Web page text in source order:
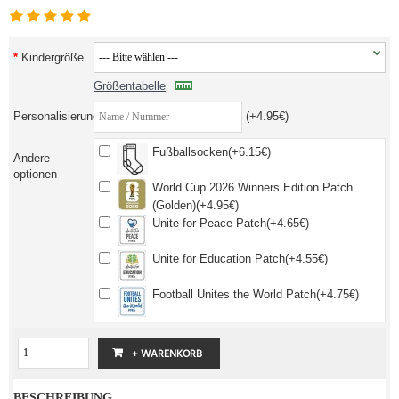
Kindergröße
Größentabelle
Personalisierung (+4.95€)
Andere
optionen
Fußballsocken(+6.15€)
World Cup 2026 Winners Edition Patch
(Golden)(+4.95€)
Unite for Peace Patch(+4.65€)
Unite for Education Patch(+4.55€)
Football Unites the World Patch(+4.75€)